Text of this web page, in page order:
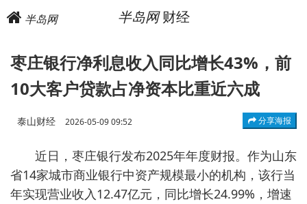
半岛网 半岛网财经
枣庄银行净利息收入同比增长43%，前
10大客户贷款占净资本比重近六成
泰山财经 2026-05-09 09:52 分享海报
近日，枣庄银行发布2025年年度财报。作为山东
省14家城市商业银行中资产规模最小的机构，该行当
年实现营业收入12.47亿元，同比增长24.99%，增速